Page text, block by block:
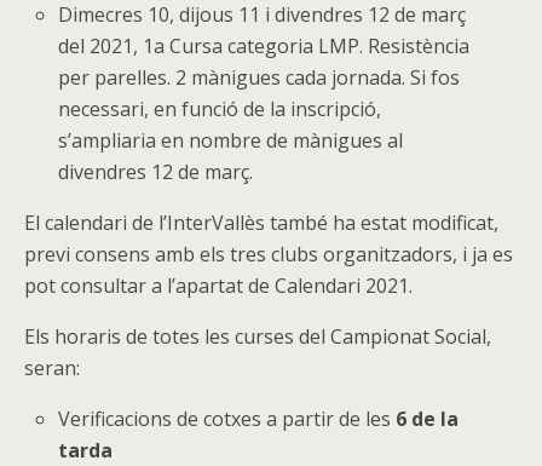
Dimecres 10, dijous 11 i divendres 12 de març
del 2021, 1a Cursa categoria LMP. Resistència
per parelles. 2 mànigues cada jornada. Si fos
necessari, en funció de la inscripció,
s’ampliaria en nombre de mànigues al
divendres 12 de març.
El calendari de l’InterVallès també ha estat modificat,
previ consens amb els tres clubs organitzadors, i ja es
pot consultar a l’apartat de Calendari 2021.
Els horaris de totes les curses del Campionat Social,
seran:
Verificacions de cotxes a partir de les 6 de la
tarda